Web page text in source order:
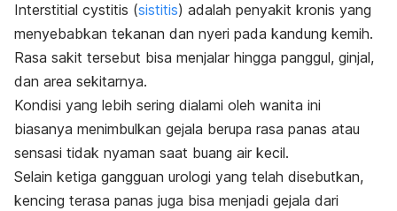
Interstitial cystitis (sistitis) adalah penyakit kronis yang
menyebabkan tekanan dan nyeri pada kandung kemih.
Rasa sakit tersebut bisa menjalar hingga panggul, ginjal,
dan area sekitarnya.
Kondisi yang lebih sering dialami oleh wanita ini
biasanya menimbulkan gejala berupa rasa panas atau
sensasi tidak nyaman saat buang air kecil.
Selain ketiga gangguan urologi yang telah disebutkan,
kencing terasa panas juga bisa menjadi gejala dari